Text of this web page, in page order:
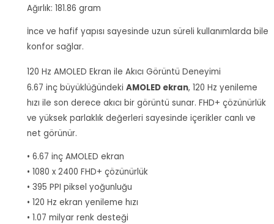
Ağırlık: 181.86 gram
İnce ve hafif yapısı sayesinde uzun süreli kullanımlarda bile
konfor sağlar.
120 Hz AMOLED Ekran ile Akıcı Görüntü Deneyimi
6.67 inç büyüklüğündekiAMOLED ekran, 120 Hz yenileme
hızı ile son derece akıcı bir görüntü sunar. FHD+ çözünürlük
ve yüksek parlaklık değerleri sayesinde içerikler canlı ve
net görünür.
• 6.67 inç AMOLED ekran
• 1080 x 2400 FHD+ çözünürlük
• 395 PPI piksel yoğunluğu
• 120 Hz ekran yenileme hızı
• 1.07 milyar renk desteği